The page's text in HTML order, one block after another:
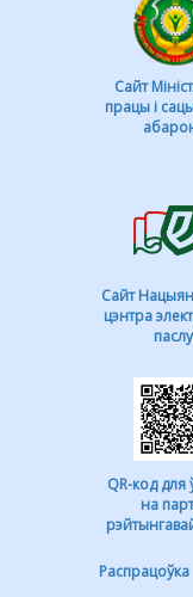
Сайт
працы і
Сайт
цэнтра
QR-код для
на
Распрацоўка